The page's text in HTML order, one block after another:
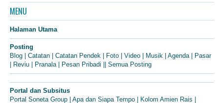
MENU
Halaman Utama
Posting
Blog | Catatan | Catatan Pendek | Foto | Video | Musik | Agenda | Pasar
| Reviu | Pranala | Pesan Pribadi || Semua Posting
Portal dan Subsitus
Portal Soneta Group | Apa dan Siapa Tempo | Kolom Amien Rais |